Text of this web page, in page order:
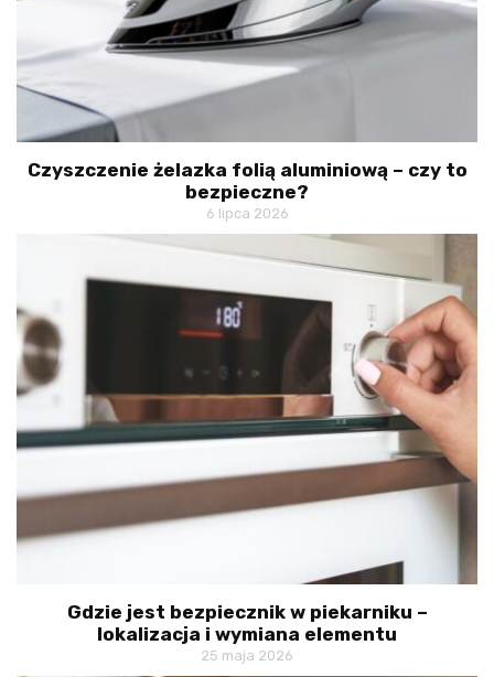
Czyszczenie żelazka folią aluminiową – czy to
bezpieczne?
6 lipca 2026
Gdzie jest bezpiecznik w piekarniku –
lokalizacja i wymiana elementu
25 maja 2026